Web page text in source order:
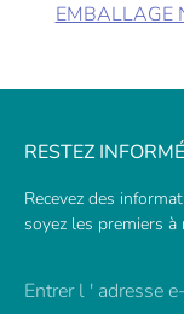
EMBALLAGE
RESTEZ INFORMÉ
Recevez des
soyez les premiers
Entrer l ' adresse